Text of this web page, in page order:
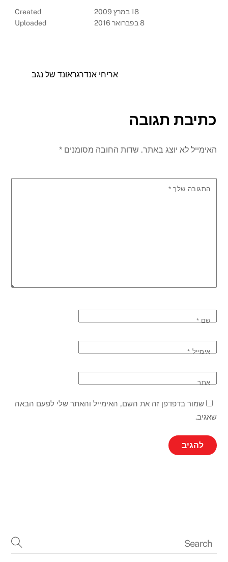
Created
18 במרץ 2009
Uploaded
8 בפברואר 2016
אריחי אנדרגראונד של נגב
כתיבת תגובה
האימייל לא יוצג באתר. שדות החובה מסומנים*
התגובה שלך *
שם*
אימייל*
אתר
שמור בדפדפן זה את השם, האימייל והאתר שלי לפעם הבאה
שאגיב.